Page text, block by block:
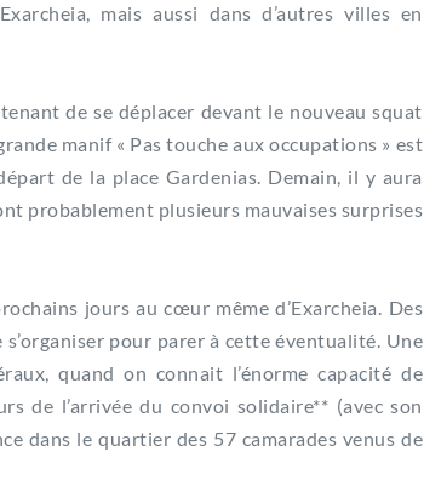
mais aussi dans d’autres villes en
de se déplacer devant le nouveau squat
manif « Pas touche aux occupations » est
de la place Gardenias. Demain, il y aura
probablement plusieurs mauvaises surprises
jours au cœur même d’Exarcheia. Des
pour parer à cette éventualité. Une
quand on connait l’énorme capacité de
de l’arrivée du convoi solidaire** (avec son
dans le quartier des 57 camarades venus de